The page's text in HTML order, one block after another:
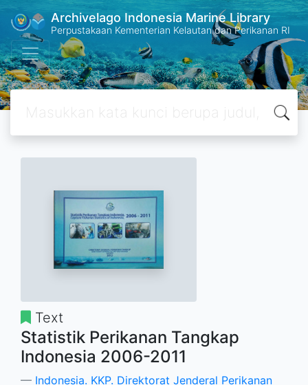
Archivelago Indonesia Marine Library
Perpustakaan Kementerian Kelautan dan Perikanan RI
Text
Statistik Perikanan Tangkap
Indonesia 2006-2011
Indonesia. KKP. Direktorat Jenderal Perikanan